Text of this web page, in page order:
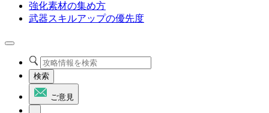
強化素材の集め方
武器スキルアップの優先度
検索
ご意見